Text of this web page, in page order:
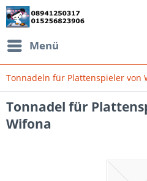
Menü
Tonnadeln für Plattenspieler von
Tonnadel für
Wifona